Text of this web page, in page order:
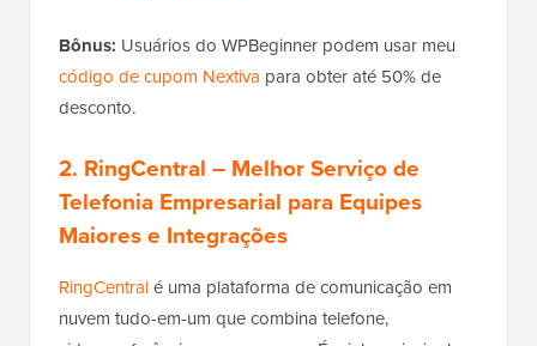
Bônus: Usuários do WPBeginner podem usar meu
código de cupom Nextiva para obter até 50% de
desconto.
2. RingCentral – Melhor Serviço de
Telefonia Empresarial para Equipes
Maiores e Integrações
RingCentralé uma plataforma de comunicação em
nuvem tudo-em-um que combina telefone,